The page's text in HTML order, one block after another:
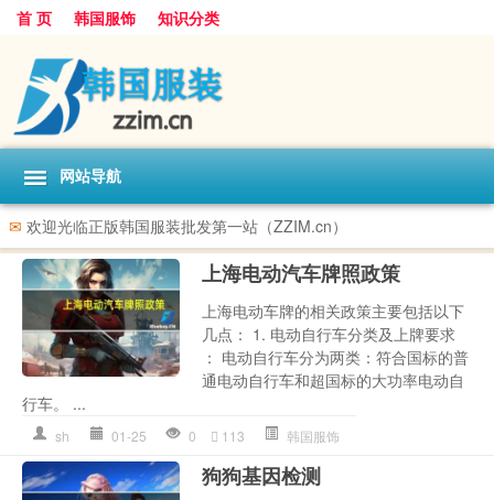
首 页 韩国服饰 知识分类
网站导航
✉ 欢迎光临正版韩国服装批发第一站（ZZIM.cn）
上海电动汽车牌照政策
上海电动车牌的相关政策主要包括以下
几点： 1. 电动自行车分类及上牌要求
： 电动自行车分为两类：符合国标的普
通电动自行车和超国标的大功率电动自
行车。 ...
sh 01-25 0 113 韩国服饰
狗狗基因检测